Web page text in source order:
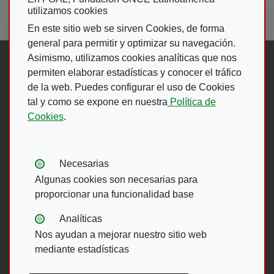
utilizamos cookies
En este sitio web se sirven Cookies, de forma
general para permitir y optimizar su navegación.
Asimismo, utilizamos cookies analíticas que nos
permiten elaborar estadísticas y conocer el tráfico
de la web. Puedes configurar el uso de Cookies
tal y como se expone en nuestra Política de
Cookies.
Tipos de cookies:
Necesarias
Algunas cookies son necesarias para
proporcionar una funcionalidad base
Analíticas
Nos ayudan a mejorar nuestro sitio web
mediante estadísticas
Síguenos en:
Abre en ventana nueva. Ir a
Abre en ventana nueva. Ir
(Abre en nueva ventana)
Abre en ventana
(Abre en nueva
Abre en ventana
(Abre en nueva
Menú del pie
ACCESIBILIDAD
AVISO LEGAL
POLÍTICA DE PRIVACIDAD